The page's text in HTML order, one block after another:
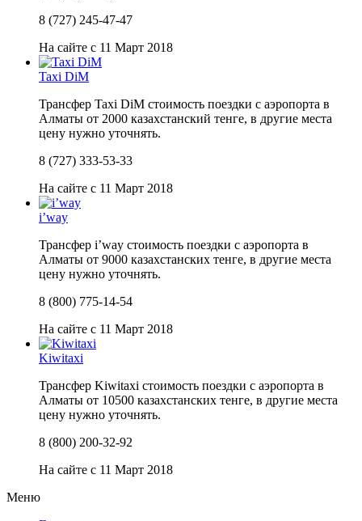
8 (727) 245-47-47
На сайте с 11 Март 2018
Taxi DiM
Трансфер Taxi DiM стоимость поездки с аэропорта в
Алматы от 2000 казахстанский тенге, в другие места
цену нужно уточнять.
8 (727) 333-53-33
На сайте с 11 Март 2018
i’way
Трансфер i’way стоимость поездки с аэропорта в
Алматы от 9000 казахстанских тенге, в другие места
цену нужно уточнять.
8 (800) 775-14-54
На сайте с 11 Март 2018
Kiwitaxi
Трансфер Kiwitaxi стоимость поездки с аэропорта в
Алматы от 10500 казахстанских тенге, в другие места
цену нужно уточнять.
8 (800) 200-32-92
На сайте с 11 Март 2018
Меню